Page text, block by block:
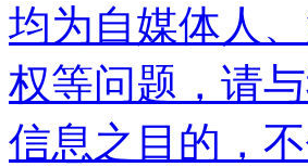
均为自媒体人
权等问题，请
信息之目的，